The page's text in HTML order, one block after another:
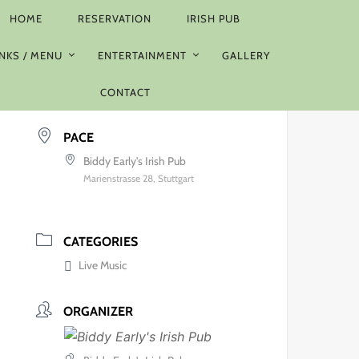
HOME RESERVATION IRISH PUB
/ MENU ENTERTAINMENT GALLERY
CONTACT
DATUM
Abgelaufen!
PACE
Biddy Early's Irish Pub
Marienstrasse 28, Stuttgart
CATEGORIES
Live Music
ORGANIZER